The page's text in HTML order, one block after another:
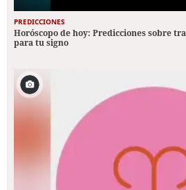
PREDICCIONES
Horóscopo de hoy: Predicciones sobre
para tu signo